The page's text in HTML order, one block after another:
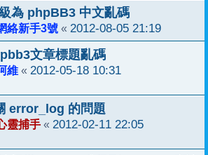
為 phpBB3 中文亂碼
絡新手3號 « 2012-08-05 21:19
文章標題亂碼
維 « 2012-05-18 10:31
error_log 的問題
靈捕手 « 2012-02-11 22:05